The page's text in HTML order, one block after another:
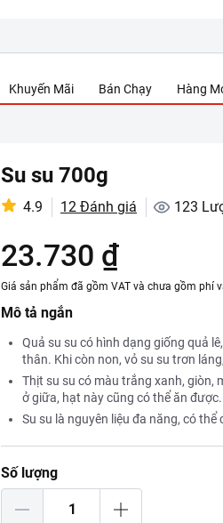
Khuyến Mãi Bán Chạy Hàng
Su su 700g
4.9 12 Đánh giá 123
23.730 ₫
Giá sản phẩm đã gồm VAT và chưa gồm phí
Mô tả ngắn
Quả su su có hình dạng giống quả
thân. Khi còn non, vỏ su su trơn
Thịt su su có màu trắng xanh, giòn,
ở giữa, hạt này cũng có thể ăn được.
Su su là nguyên liệu đa năng, có
Số lượng